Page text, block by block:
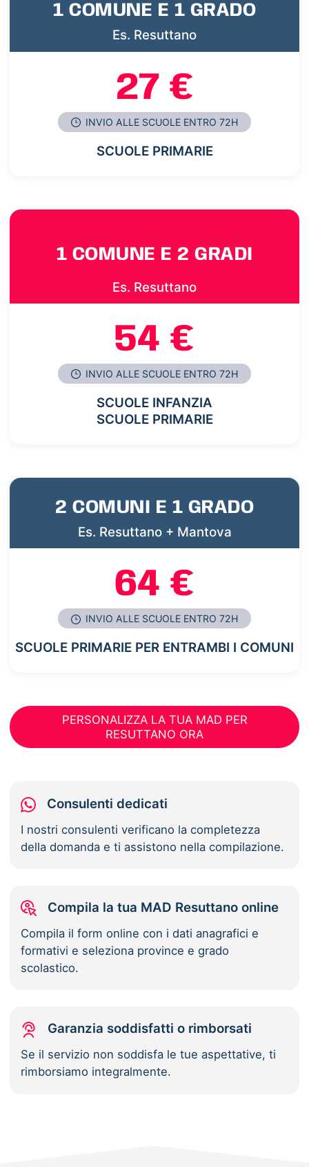
1 COMUNE E 1 GRADO
Es. Resuttano
27 €
INVIO ALLE SCUOLE ENTRO 72H
SCUOLE PRIMARIE
1 COMUNE E 2 GRADI
Es. Resuttano
54 €
INVIO ALLE SCUOLE ENTRO 72H
SCUOLE INFANZIA
SCUOLE PRIMARIE
2 COMUNI E 1 GRADO
Es. Resuttano + Mantova
64 €
INVIO ALLE SCUOLE ENTRO 72H
SCUOLE PRIMARIE PER ENTRAMBI I COMUNI
PERSONALIZZA LA TUA MAD PER
RESUTTANO ORA
Consulenti dedicati
I nostri consulenti verificano la completezza
della domanda e ti assistono nella compilazione.
Compila la tua MAD Resuttano online
Compila il form online con i dati anagrafici e
formativi e seleziona province e grado
scolastico.
Garanzia soddisfatti o rimborsati
Se il servizio non soddisfa le tue aspettative, ti
rimborsiamo integralmente.